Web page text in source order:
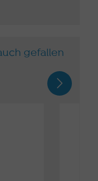
gefallen